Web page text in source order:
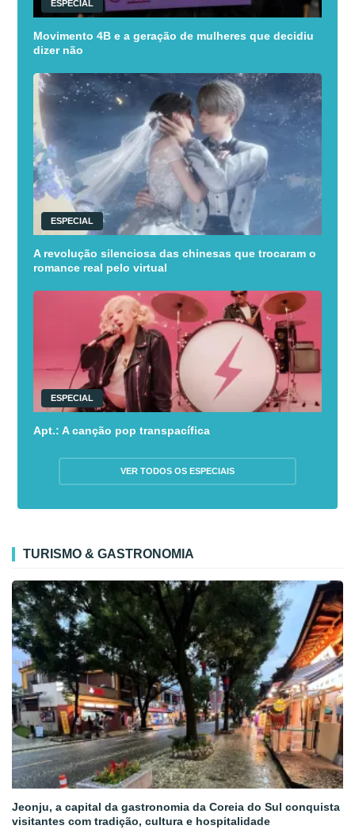
ESPECIAL
Movimento 4B e a geração de mulheres que decidiu
dizer não
ESPECIAL
A revolução silenciosa das chinesas que trocaram o
romance real pelo virtual
ESPECIAL
Apt.: A canção pop transpacífica
VER TODOS OS ESPECIAIS
TURISMO & GASTRONOMIA
Jeonju, a capital da gastronomia da Coreia do Sul conquista
visitantes com tradição, cultura e hospitalidade